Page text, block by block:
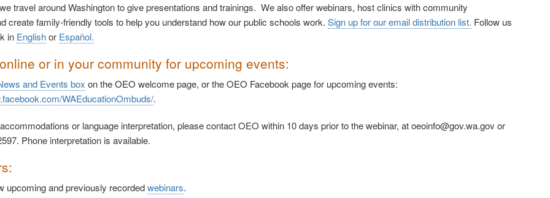
travel around Washington to give presentations and trainings. We also offer webinars, host clinics with community
create family-friendly tools to help you understand how our public schools work. Sign up for our email distribution list. Follow us
in Englishor Español.
or in your community for upcoming events:
and Events box on the OEO welcome page, or the OEO Facebook page for upcoming events:
WAEducationOmbuds/.
or language interpretation, please contact OEO within 10 days prior to the webinar, at oeoinfo@gov.wa.gov or
Phone interpretation is available.
upcoming and previously recordedwebinars.